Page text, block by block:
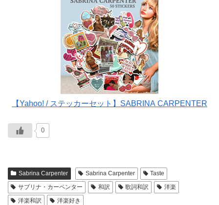
【Yahoo! / ステッカーセット】SABRINA CARPENTER
0
Sabrina Carpenter Sabrina Carpenter
Taste
サブリナ・カーペンター
和訳 歌詞和訳
洋楽
洋楽和訳
洋楽好き